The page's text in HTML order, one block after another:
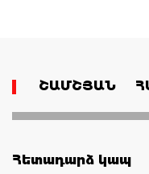
ՇԱՄՇՅԱՆ
Հետադարձ կապ